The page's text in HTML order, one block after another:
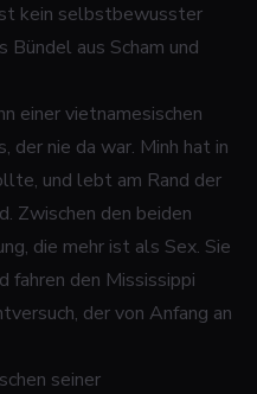
kein selbstbewusster
Bündel aus Scham und
einer vietnamesischen
der nie da war. Minh hat in
und lebt am Rand der
Zwischen den beiden
die mehr ist als Sex. Sie
fahren den Mississippi
der von Anfang an
seiner